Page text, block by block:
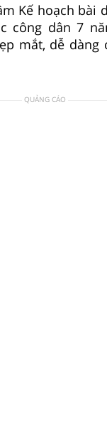
Kế hoạch bài
công dân 7
mắt, dễ dàng
QUẢNG CÁO